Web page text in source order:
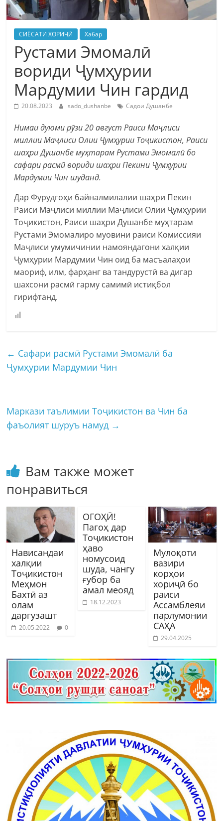
СИЁСАТИ ХОРИҶӢ Хабар
Рустами Эмомалӣ
вориди Ҷумҳурии
Мардумии Чин гардид
20.08.2023 sado_dushanbe Садои Душанбе
Нимаи дуюми рӯзи 20 август Раиси Маҷлиси
миллии Маҷлиси Олии Ҷумҳурии Тоҷикистон, Раиси
шаҳри Душанбе муҳтарам Рустами Эмомалӣ бо
сафари расмӣ вориди шаҳри Пекини Ҷумҳурии
Мардумии Чин шуданд.
Дар Фурудгоҳи байналмилалии шаҳри Пекин
Раиси Маҷлиси миллии Маҷлиси Олии Ҷумҳурии
Тоҷикистон, Раиси шаҳри Душанбе муҳтарам
Рустами Эмомалиро муовини раиси Комиссияи
Маҷлиси умумичинии намояндагони халқии
Ҷумҳурии Мардумии Чин оид ба масъалаҳои
маориф, илм, фарҳанг ва тандурустӣ ва дигар
шахсони расмӣ гарму самимӣ истиқбол
гирифтанд.
← Сафари расмӣ Рустами Эмомалӣ ба
Ҷумҳурии Мардумии Чин
Маркази таълимии Тоҷикистон ва Чин ба
фаъолият шуруъ намуд →
Вам также может
понравиться
Нависандаи
халқии
Тоҷикистон
Меҳмон
Бахтӣ аз
олам
даргузашт
20.05.2022 0
ОГОҲӢ!
Пагоҳ дар
Тоҷикистон
ҳаво
номусоид
шуда, чангу
ғубор ба
амал меояд
18.12.2023
Мулоқоти
вазири
корҳои
хориҷӣ бо
раиси
Ассамблеяи
парлумонии
САҲА
29.04.2025